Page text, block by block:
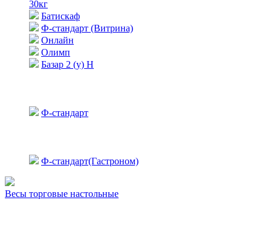
30кг
Батискаф
Ф-стандарт (Витрина)
Онлайн
Олимп
Базар 2 (у) Н
Ф-стандарт
Ф-стандарт(Гастроном)
Весы торговые настольные